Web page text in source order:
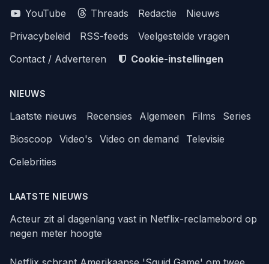
YouTube
Threads Redactie
Nieuws
Privacybeleid
RSS-feeds
Veelgestelde vragen
Contact / Adverteren
Cookie-instellingen
NIEUWS
Laatste nieuws Recensies Algemeen Films
Series
Bioscoop
Video's Video on demand
Televisie
Celebrities
LAATSTE NIEUWS
Acteur zit al dagenlang vast in Netflix-reclamebord op
negen meter hoogte